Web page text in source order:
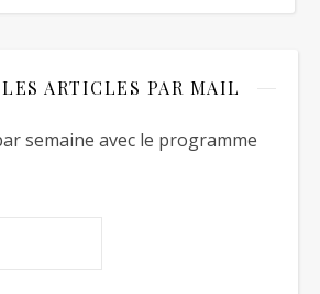
ARTICLES PAR MAIL
semaine avec le programme